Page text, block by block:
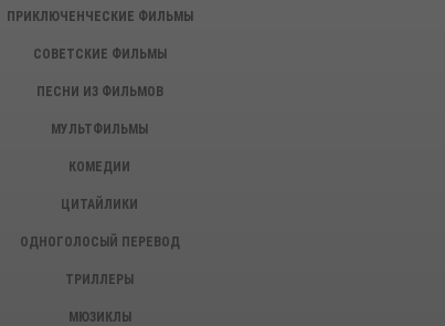
ПРИКЛЮЧЕНЧЕСКИЕ ФИЛЬМЫ
СОВЕТСКИЕ ФИЛЬМЫ
ПЕСНИ ИЗ ФИЛЬМОВ
МУЛЬТФИЛЬМЫ
КОМЕДИИ
ЦИТАЙЛИКИ
ОДНОГОЛОСЫЙ ПЕРЕВОД
ТРИЛЛЕРЫ
МЮЗИКЛЫ